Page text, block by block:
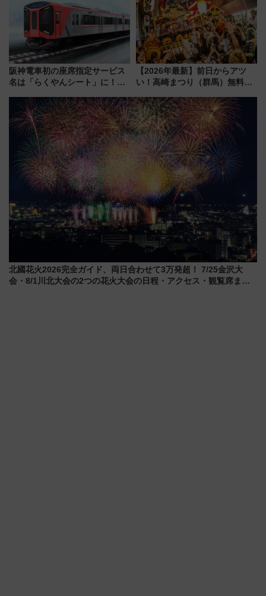
阪神電車初の座席指定サービス
名は「らくやんシート」に！新
を快適移動
【2026年最新】前日からアツ
い！高崎まつり（群馬）無料観
しまで
北國花火2026完全ガイド、両日合わせて3万発超！ 7/25金沢大
会・8/1川北大会の2つの花火大会の日程・アクセス・観覧席まと